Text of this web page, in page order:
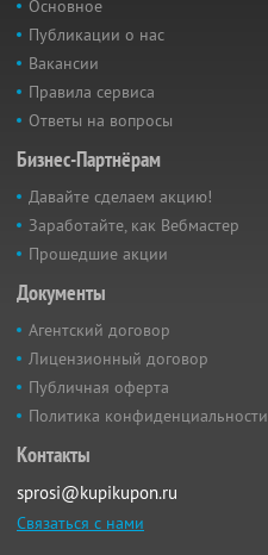
Основное
Публикации о нас
Вакансии
Правила сервиса
Ответы на вопросы
Бизнес-Партнёрам
Давайте сделаем акцию!
Заработайте, как Вебмастер
Прошедшие акции
Документы
Агентский договор
Лицензионный договор
Публичная оферта
Политика конфиденциальности
Контакты
sprosi@kupikupon.ru
Связаться с нами